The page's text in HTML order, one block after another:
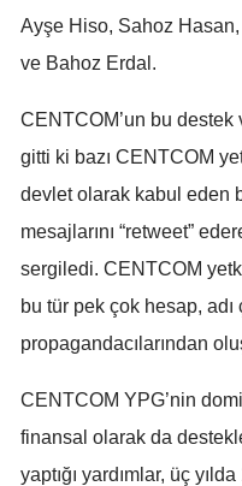
Ayşe Hiso, Sahoz
ve Bahoz Erdal.
CENTCOM’un bu destek
gitti ki bazı CENTCOM
devlet olarak kabul eden
mesajlarını “retweet”
sergiledi. CENTCOM
bu tür pek çok hesap, adı
propagandacılarından
CENTCOM YPG’nin
finansal olarak da
yaptığı yardımlar, üç